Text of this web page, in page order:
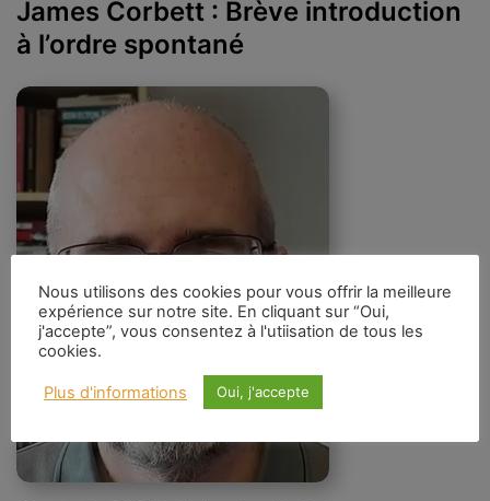
James Corbett : Brève introduction
à l’ordre spontané
Nous utilisons des cookies pour vous offrir la meilleure
expérience sur notre site. En cliquant sur “Oui,
j'accepte”, vous consentez à l'utiisation de tous les
cookies.
Plus d'informations Oui, j'accepte